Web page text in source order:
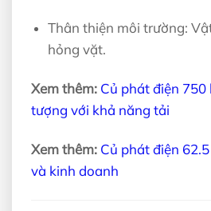
Thân thiện môi trường:
hỏng vặt.
Xem thêm: Củ phát điện 750
tượng với khả năng tải
Xem thêm: Củ phát điện
và kinh doanh